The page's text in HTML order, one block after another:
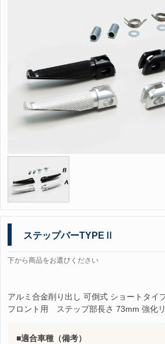
ステップバーTYPEⅡ
下から商品をお選びください
アルミ合金削り出し 可倒式 ショートタイ
フロント用 ステップ部長さ 73mm 強化
適合車種（備考）